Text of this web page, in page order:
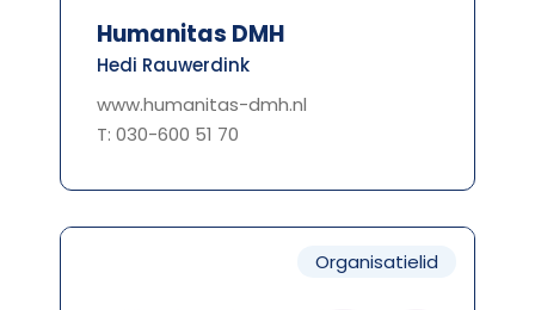
Humanitas DMH
Hedi Rauwerdink
www.humanitas-dmh.nl
T: 030-600 51 70
Organisatielid